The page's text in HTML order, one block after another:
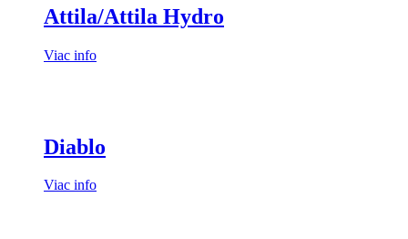
Attila/Attila Hydro
Viac info
Diablo
Viac info